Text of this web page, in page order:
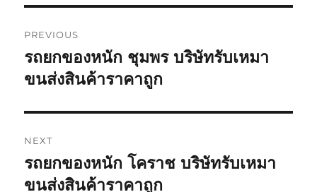
navigation
PREVIOUS
Previous
post:
รถยกของหนัก ชุมพร บริษัทรับเหมา
ขนส่งสินค้าราคาถูก
NEXT
Next
post:
รถยกของหนัก โคราช บริษัทรับเหมา
ขนส่งสินค้าราคาถูก